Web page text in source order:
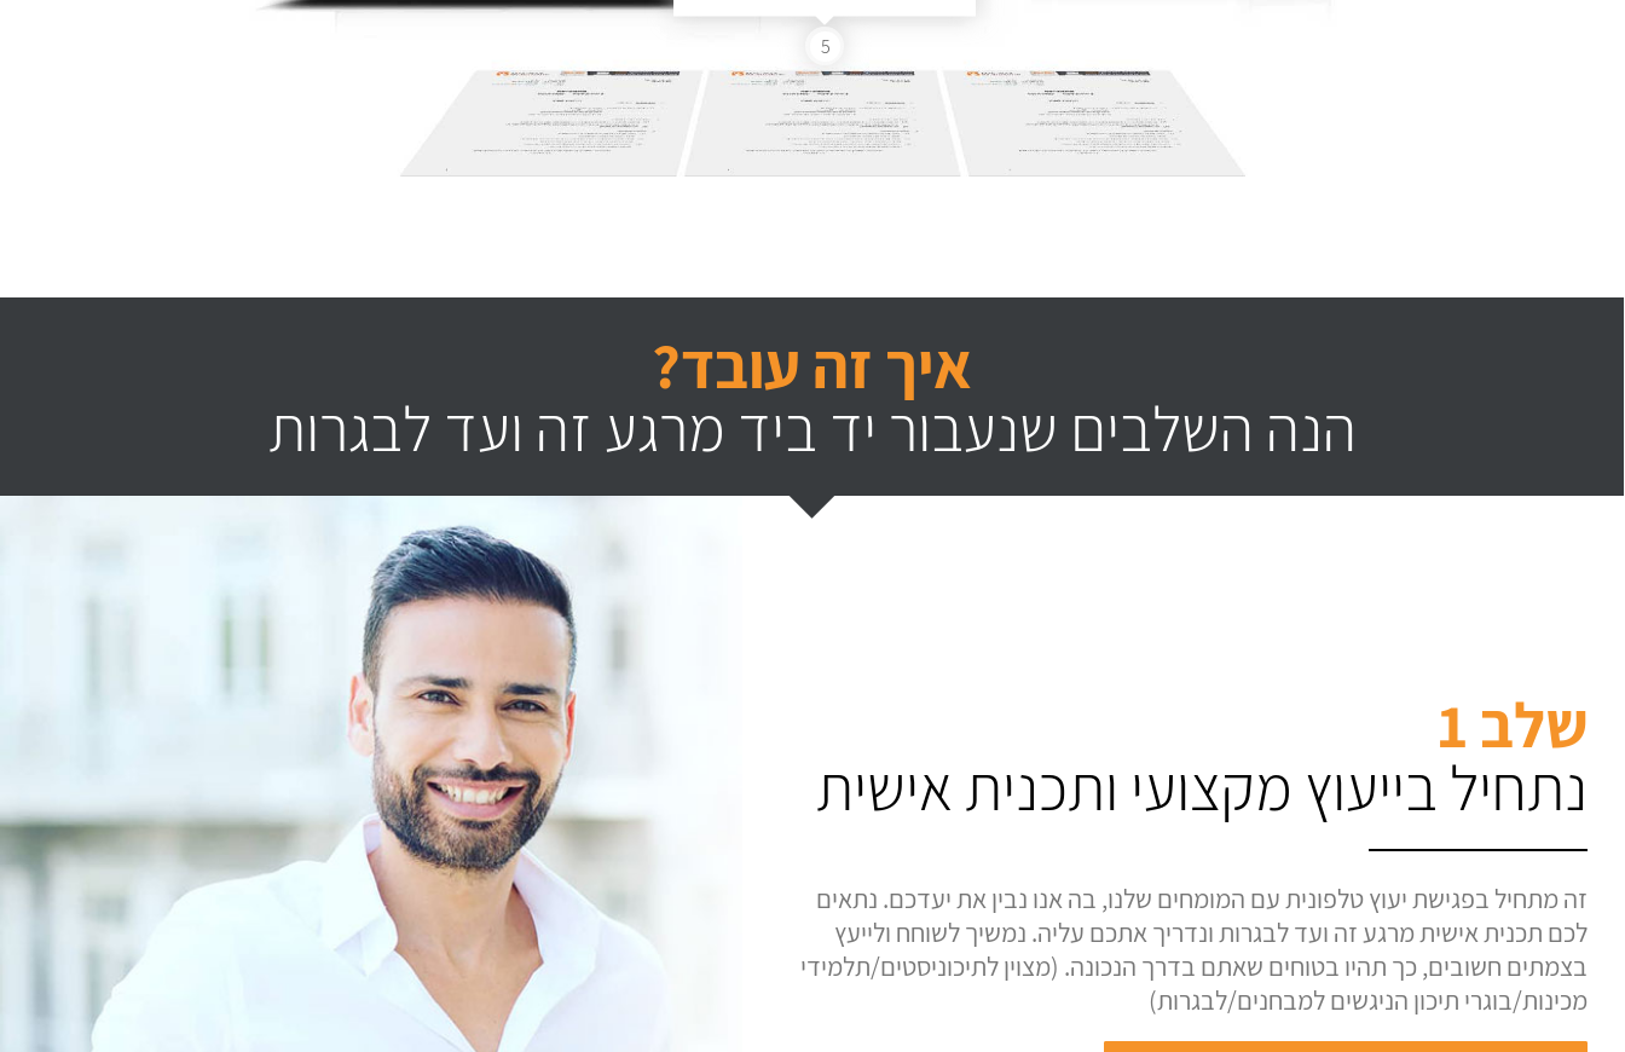
5
איך זה עובד?
הנה השלבים שנעבור יד ביד מרגע זה ועד לבגרות
שלב 1
נתחיל בייעוץ מקצועי ותכנית אישית
זה מתחיל בפגישת יעוץ טלפונית עם המומחים שלנו, בה אנו נבין את יעדכם. נתאים
לכם תכנית אישית מרגע זה ועד לבגרות ונדריך אתכם עליה. נמשיך לשוחח ולייעץ
בצמתים חשובים, כך תהיו בטוחים שאתם בדרך הנכונה. (מצוין לתיכוניסטים/תלמידי
מכינות/בוגרי תיכון הניגשים למבחנים/לבגרות)